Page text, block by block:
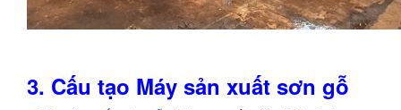
3. Cấu tạo Máy sản xuất sơn gỗ